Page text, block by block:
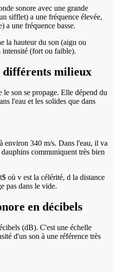
sonore avec une grande
sifflet) a une fréquence élevée,
a une fréquence basse.
la hauteur du son (aigu ou
intensité (fort ou faible).
différents milieux
le son se propage. Elle dépend du
l'eau et les solides que dans
environ 340 m/s. Dans l'eau, il va
communiquent très bien
où v est la célérité, d la distance
pas dans le vide.
en décibels
(dB). C'est une échelle
d'un son à une référence très